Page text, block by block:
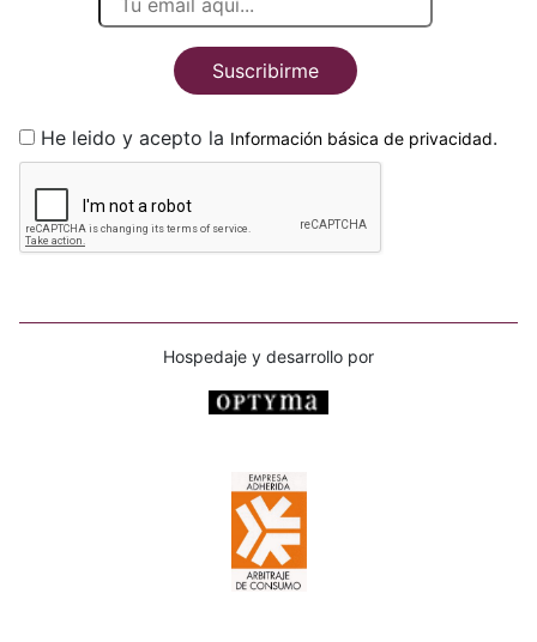
Suscribirme
He leido y acepto la Información básica de privacidad.
Hospedaje y desarrollo por